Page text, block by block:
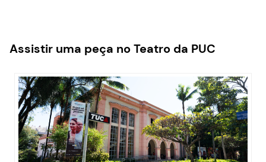
Assistir uma peça no Teatro da PUC